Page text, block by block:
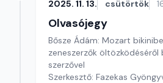
2025. 11. 13. csütörtök
Olvasójegy
Bősze Ádám: Mozart
zeneszerzők öltözködéséről
szerzővel
Szerkesztő: Fazekas